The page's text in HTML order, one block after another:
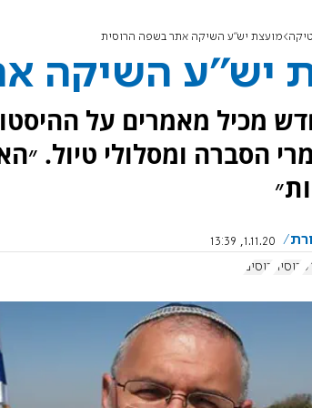
מועצת יש''ע השיקה אתר בשפה הרוסית
יש''ע השיקה
מכיל מאמרים על
הסברה ומסלולי טיול.
1.11.20, 13:39
רוסיה רוסים